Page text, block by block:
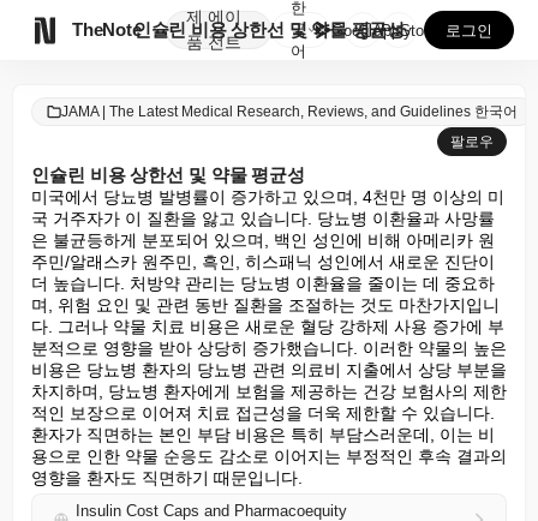
TheNote
제
품
에이
전트
인슐린 비용 상한선 및 약물 평균성
한
국
어
GooglePlay
AppStore 로그인
JAMA | The Latest Medical Research, Reviews, and Guidelines 한국어
팔로우
인슐린 비용 상한선 및 약물 평균성
미국에서 당뇨병 발병률이 증가하고 있으며, 4천만 명 이상의 미
국 거주자가 이 질환을 앓고 있습니다. 당뇨병 이환율과 사망률
은 불균등하게 분포되어 있으며, 백인 성인에 비해 아메리카 원
주민/알래스카 원주민, 흑인, 히스패닉 성인에서 새로운 진단이
더 높습니다. 처방약 관리는 당뇨병 이환율을 줄이는 데 중요하
며, 위험 요인 및 관련 동반 질환을 조절하는 것도 마찬가지입니
다. 그러나 약물 치료 비용은 새로운 혈당 강하제 사용 증가에 부
분적으로 영향을 받아 상당히 증가했습니다. 이러한 약물의 높은
비용은 당뇨병 환자의 당뇨병 관련 의료비 지출에서 상당 부분을
차지하며, 당뇨병 환자에게 보험을 제공하는 건강 보험사의 제한
적인 보장으로 이어져 치료 접근성을 더욱 제한할 수 있습니다.
환자가 직면하는 본인 부담 비용은 특히 부담스러운데, 이는 비
용으로 인한 약물 순응도 감소로 이어지는 부정적인 후속 결과의
영향을 환자도 직면하기 때문입니다.
Insulin Cost Caps and Pharmacoequity